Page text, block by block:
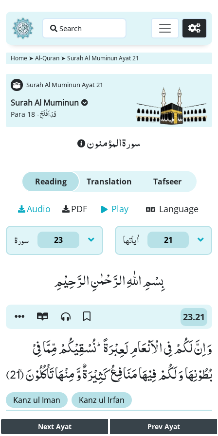
Search Go
Home ➤ Al-Quran ➤ Surah Al Muminun Ayat 21
Surah Al Muminun Ayat 21
Surah Al Muminun
Para 18 -قَدْ اَفْلَحَ
سورة المؤمنون
Reading Translation Tafseer
Audio PDF Play Language
سورۃ 23 اٰياتها 21
بِسْمِ اللّٰهِ الرَّحْمٰنِ الرَّحِیْمِ
23.21
وَ اِنَّ لَكُمْ فِی الْاَنْعَامِ لَعِبْرَةًؕ-نُسْقِیْكُمْ مِّمَّا فِیْ
بُطُوْنِهَا وَ لَكُمْ فِیْهَا مَنَافِعُ كَثِیْرَةٌ وَّ مِنْهَا تَاْكُلُوْنَۙ (21)
Kanz ul Iman Kanz ul Irfan
Next Ayat Prev Ayat